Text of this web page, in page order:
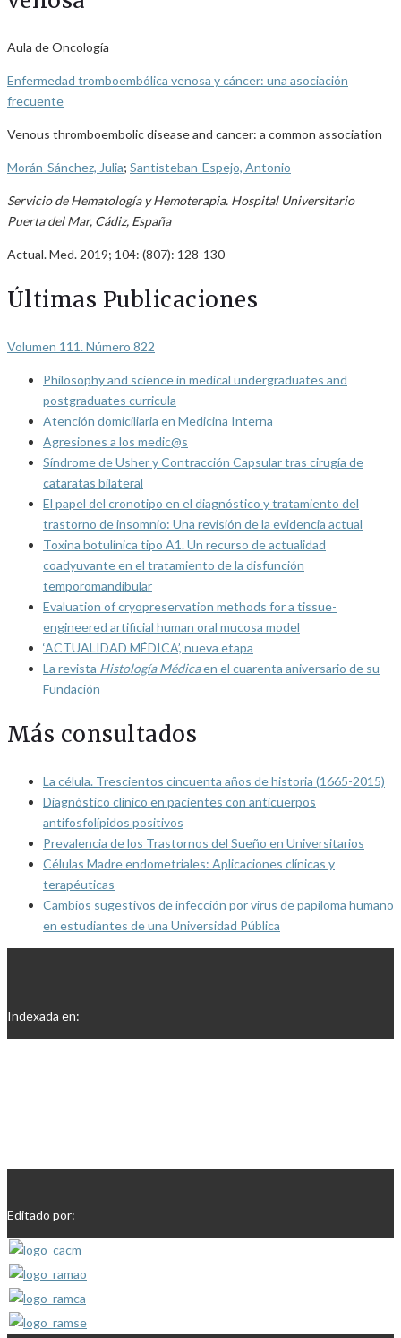
Aula de Oncología
Enfermedad tromboembólica venosa y cáncer: una asociación
frecuente
Venous thromboembolic disease and cancer: a common association
Morán-Sánchez, Julia; Santisteban-Espejo, Antonio
Servicio de Hematología y Hemoterapia. Hospital Universitario
Puerta del Mar, Cádiz, España
Actual. Med. 2019; 104: (807): 128-130
Últimas Publicaciones
Volumen 111. Número 822
Philosophy and science in medical undergraduates and
postgraduates curricula
Atención domiciliaria en Medicina Interna
Agresiones a los medic@s
Síndrome de Usher y Contracción Capsular tras cirugía de
cataratas bilateral
El papel del cronotipo en el diagnóstico y tratamiento del
trastorno de insomnio: Una revisión de la evidencia actual
Toxina botulínica tipo A1. Un recurso de actualidad
coadyuvante en el tratamiento de la disfunción
temporomandibular
Evaluation of cryopreservation methods for a tissue-
engineered artificial human oral mucosa model
‘ACTUALIDAD MÉDICA’, nueva etapa
La revista Histología Médicaen el cuarenta aniversario de su
Fundación
Más consultados
La célula. Trescientos cincuenta años de historia (1665-2015)
Diagnóstico clínico en pacientes con anticuerpos
antifosfolípidos positivos
Prevalencia de los Trastornos del Sueño en Universitarios
Células Madre endometriales: Aplicaciones clínicas y
terapéuticas
Cambios sugestivos de infección por virus de papiloma humano
en estudiantes de una Universidad Pública
Indexada en:
Editado por: